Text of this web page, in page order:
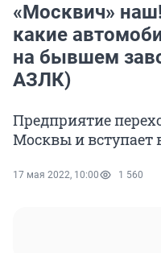
«Москвич»
какие
на бывшем
АЗЛК)
Предприятие
Москвы и
17 мая 2022, 10:00 1 560